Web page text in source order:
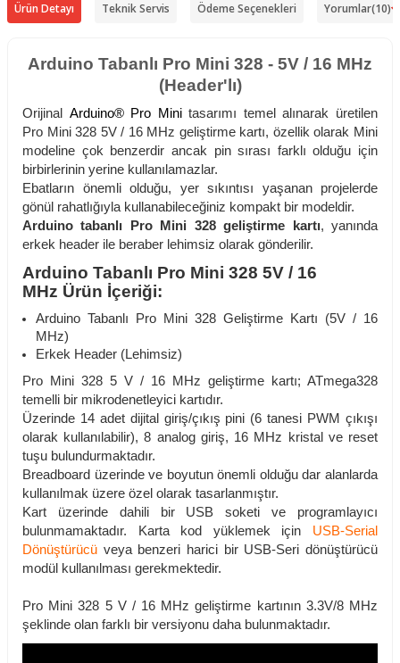
Ürün Detayı Teknik Servis Ödeme Seçenekleri Yorumlar(10)
Arduino Tabanlı Pro Mini 328 - 5V / 16 MHz
(Header'lı)
Orijinal Arduino® Pro Minitasarımı temel alınarak üretilen
Pro Mini 328 5V / 16 MHz geliştirme kartı, özellik olarak Mini
modeline çok benzerdir ancak pin sırası farklı olduğu için
birbirlerinin yerine kullanılamazlar.
Ebatların önemli olduğu, yer sıkıntısı yaşanan projelerde
gönül rahatlığıyla kullanabileceğiniz kompakt bir modeldir.
Arduino tabanlı Pro Mini 328 geliştirme kartı, yanında
erkek header ile beraber lehimsiz olarak gönderilir.
Arduino Tabanlı Pro Mini 328 5V / 16
MHz Ürün İçeriği:
Arduino Tabanlı Pro Mini 328 Geliştirme Kartı (5V / 16
MHz)
Erkek Header (Lehimsiz)
Pro Mini 328 5 V / 16 MHz geliştirme kartı; ATmega328
temelli bir mikrodenetleyici kartıdır.
Üzerinde 14 adet dijital giriş/çıkış pini (6 tanesi PWM çıkışı
olarak kullanılabilir), 8 analog giriş, 16 MHz kristal ve reset
tuşu bulundurmaktadır.
Breadboard üzerinde ve boyutun önemli olduğu dar alanlarda
kullanılmak üzere özel olarak tasarlanmıştır.
Kart üzerinde dahili bir USB soketi ve programlayıcı
bulunmamaktadır. Karta kod yüklemek için USB-Serial
Dönüştürücü veya benzeri harici bir USB-Seri dönüştürücü
modül kullanılması gerekmektedir.
Pro Mini 328 5 V / 16 MHz geliştirme kartının 3.3V/8 MHz
şeklinde olan farklı bir versiyonu daha bulunmaktadır.